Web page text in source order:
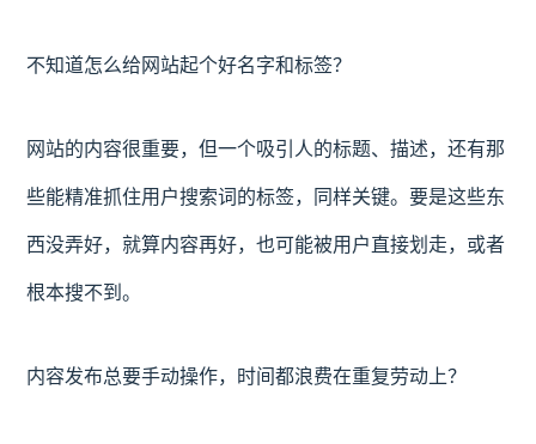
不知道怎么给网站起个好名字和标签？
网站的内容很重要，但一个吸引人的标题、描述，还有那
些能精准抓住用户搜索词的标签，同样关键。要是这些东
西没弄好，就算内容再好，也可能被用户直接划走，或者
根本搜不到。
内容发布总要手动操作，时间都浪费在重复劳动上？